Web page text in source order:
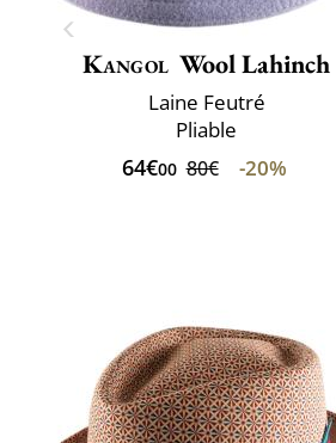
Kangol Wool Lahinch
Laine Feutré
Pliable
64€00 80€ -20%